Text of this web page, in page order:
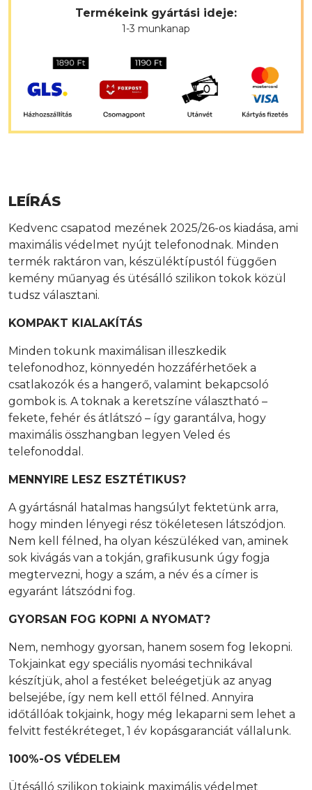
Termékeink gyártási ideje:
1-3 munkanap
LEÍRÁS
Kedvenc csapatod mezének 2025/26-os kiadása, ami
maximális védelmet nyújt telefonodnak. Minden
termék raktáron van, készüléktípustól függően
kemény műanyag és ütésálló szilikon tokok közül
tudsz választani.
KOMPAKT KIALAKÍTÁS
Minden tokunk maximálisan illeszkedik
telefonodhoz, könnyedén hozzáférhetőek a
csatlakozók és a hangerő, valamint bekapcsoló
gombok is. A toknak a keretszíne választható –
fekete, fehér és átlátszó – így garantálva, hogy
maximális összhangban legyen Veled és
telefonoddal.
MENNYIRE LESZ ESZTÉTIKUS?
A gyártásnál hatalmas hangsúlyt fektetünk arra,
hogy minden lényegi rész tökéletesen látszódjon.
Nem kell félned, ha olyan készüléked van, aminek
sok kivágás van a tokján, grafikusunk úgy fogja
megtervezni, hogy a szám, a név és a címer is
egyaránt látszódni fog.
GYORSAN FOG KOPNI A NYOMAT?
Nem, nemhogy gyorsan, hanem sosem fog lekopni.
Tokjainkat egy speciális nyomási technikával
készítjük, ahol a festéket beleégetjük az anyag
belsejébe, így nem kell ettől félned. Annyira
időtállóak tokjaink, hogy még lekaparni sem lehet a
felvitt festékréteget, 1 év kopásgaranciát vállalunk.
100%-OS VÉDELEM
Ütésálló szilikon tokjaink maximális védelmet